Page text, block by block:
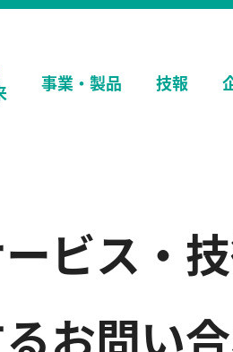
事業・ 製品 技報
ビス・
お問い